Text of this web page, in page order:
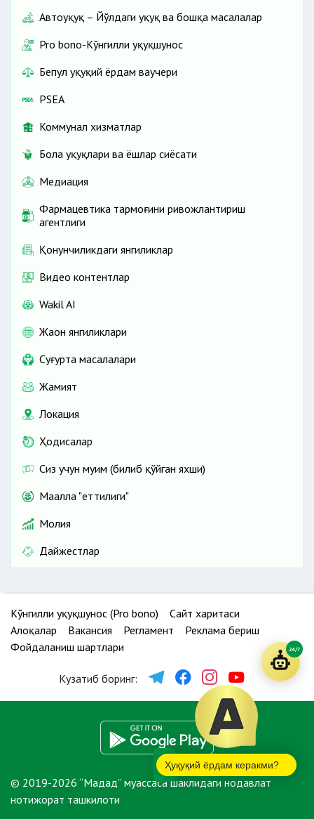
Автоҳуқуқ – Йўлдаги ҳуқуқ ва бошқа масалалар
Pro bono-Кўнгилли ҳуқуқшунос
Бепул ҳуқуқий ёрдам ваучери
PSEA
Коммунал хизматлар
Бола ҳуқуқлари ва ёшлар сиёсати
Медиация
Фармацевтика тармоғини ривожлантириш
агентлиги
Қонунчиликдаги янгиликлар
Видео контентлар
Wakil AI
Жаҳон янгиликлари
Cуғурта масалалари
Жамият
Локация
Ҳодисалар
Сиз учун муҳим (билиб қўйган яхши)
Маҳалла "еттилиги"
Молия
Дайжестлар
Кўнгилли ҳуқуқшунос (Pro bono)
Сайт харитаси
Алоқалар
Вакансия Регламент
Реклама бериш
Фойдаланиш шартлари
Кузатиб боринг:
© 2019-2026 “Мадад” муассаса шаклидаги нодавлат
нотижорат ташкилоти
Ҳуқуқий ёрдам керакми?
24/7